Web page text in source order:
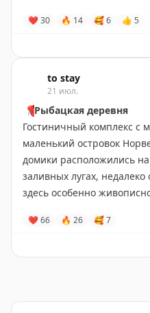
просторные люксы.
Лондон•
Забронировать
❤ 30 🔥 14 🥰6 👍 5
to stay
21 июл.
📍Рыбацкая деревня
Гостиничный комплекс с
маленький островок
домики расположились
заливных лугах,
здесь особенно
Остановиться
❤ 66 🔥 26 🥰7